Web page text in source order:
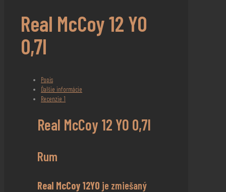
Real McCoy 12 YO
0,7l
Popis
Ďalšie informácie
Recenzie 1
Real McCoy 12 YO 0,7l
Rum
Real McCoy 12YO je zmiešaný